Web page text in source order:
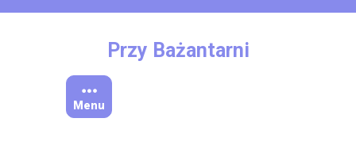
Przy Bażantarni
Menu